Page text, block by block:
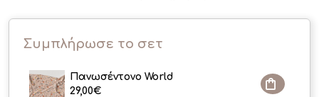
Συμπλήρωσε το σετ
Πανωσέντονο World
29,00€